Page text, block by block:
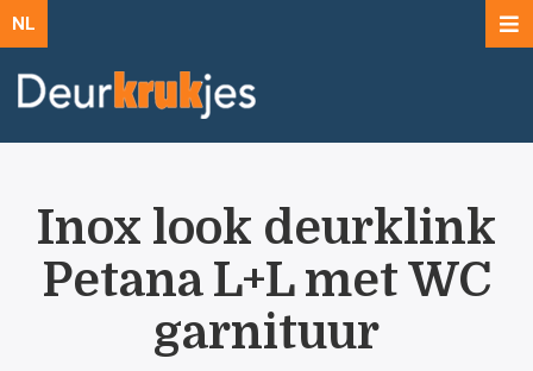
NL
Inox look deurklink
Petana L+L met WC
garnituur